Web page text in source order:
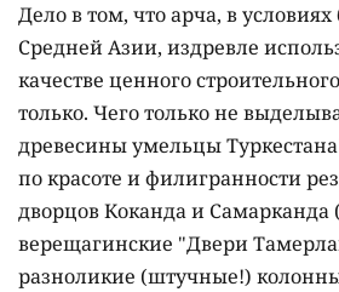
Дело в том, что арча, в
Средней Азии, издревле
качестве ценного
только. Чего только не
древесины умельцы
по красоте и филигранности
дворцов Коканда и Самарканда
верещагинские "Двери
разноликие (штучные!)